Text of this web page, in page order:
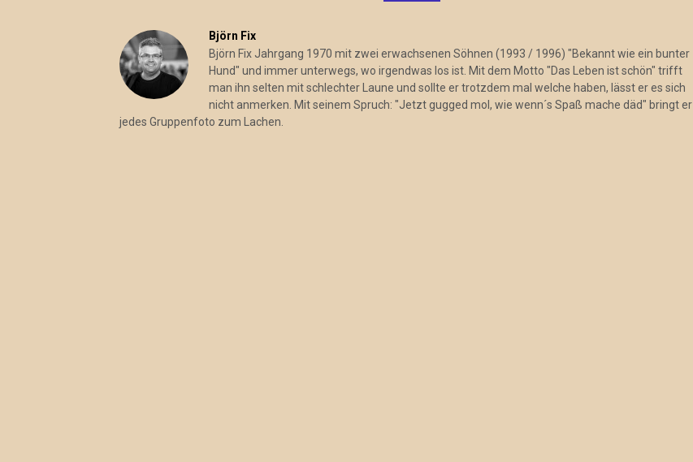
Björn Fix
Björn Fix Jahrgang 1970 mit zwei erwachsenen Söhnen (1993 / 1996) "Bekannt wie ein bunter
Hund" und immer unterwegs, wo irgendwas los ist. Mit dem Motto "Das Leben ist schön" trifft
man ihn selten mit schlechter Laune und sollte er trotzdem mal welche haben, lässt er es sich
nicht anmerken. Mit seinem Spruch: "Jetzt gugged mol, wie wenn´s Spaß mache däd" bringt er
jedes Gruppenfoto zum Lachen.